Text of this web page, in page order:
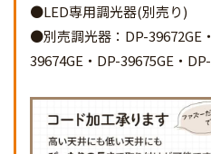
●LED専用調光器(別売り)
●別売調光器：DP-39672GE
39674GE・DP-39675GE・